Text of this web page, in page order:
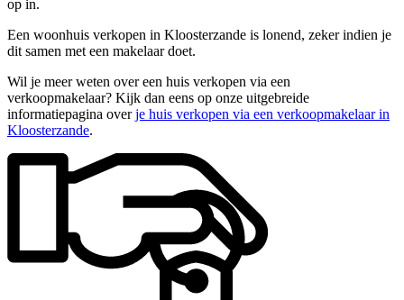
op in.
Een woonhuis verkopen in Kloosterzande is lonend, zeker indien je
dit samen met een makelaar doet.
Wil je meer weten over een huis verkopen via een
verkoopmakelaar? Kijk dan eens op onze uitgebreide
informatiepagina overje huis verkopen via een verkoopmakelaar in
Kloosterzande.